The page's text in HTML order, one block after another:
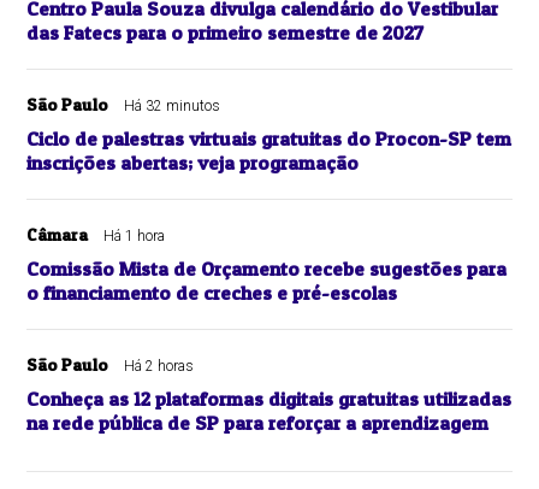
Centro Paula Souza divulga calendário do Vestibular
das Fatecs para o primeiro semestre de 2027
São Paulo Há 32 minutos
Ciclo de palestras virtuais gratuitas do Procon-SP tem
inscrições abertas; veja programação
Câmara Há 1 hora
Comissão Mista de Orçamento recebe sugestões para
o financiamento de creches e pré-escolas
São Paulo Há 2 horas
Conheça as 12 plataformas digitais gratuitas utilizadas
na rede pública de SP para reforçar a aprendizagem